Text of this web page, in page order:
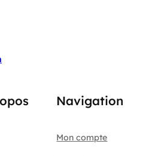
Navigation
Mon compte